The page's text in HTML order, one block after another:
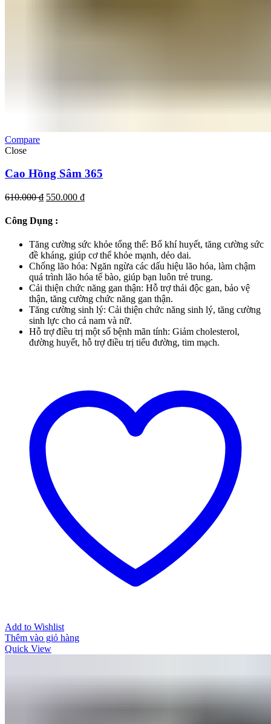
Compare
Close
Cao Hồng Sâm 365
610.000₫ Giá
là:
610.000 ₫.
550.000 ₫Giá
550.000 ₫.
Công Dụng :
Tăng cường sức khỏe tổng thể: Bổ khí huyết, tăng cường sức
đề kháng, giúp cơ thể khỏe mạnh, dẻo dai.
Chống lão hóa: Ngăn ngừa các dấu hiệu lão hóa, làm chậm
quá trình lão hóa tế bào, giúp bạn luôn trẻ trung.
Cải thiện chức năng gan thận: Hỗ trợ thải độc gan, bảo vệ
thận, tăng cường chức năng gan thận.
Tăng cường sinh lý: Cải thiện chức năng sinh lý, tăng cường
sinh lực cho cả nam và nữ.
Hỗ trợ điều trị một số bệnh mãn tính: Giảm cholesterol,
đường huyết, hỗ trợ điều trị tiểu đường, tim mạch.
Add to Wishlist
Thêm vào giỏ hàng
Quick View